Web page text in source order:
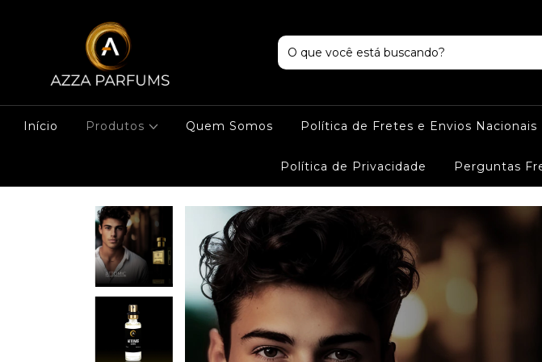
Início Produtos Quem Somos Política de Fretes e Envios Nacionais
Política de Privacidade Perguntas